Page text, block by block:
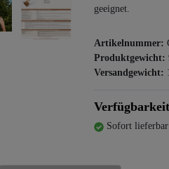
geeignet.
Artikelnummer:
Produktgewicht:
Versandgewicht:
Verfügbarkeit
Sofort